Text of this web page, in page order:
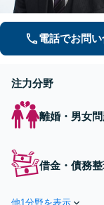
電話でお問
注力分野
離婚・男女問
借金・債務
他1分野を表示